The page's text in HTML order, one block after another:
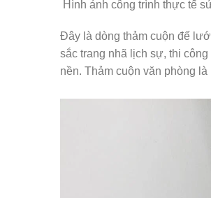
Hình ảnh công trình thực tế
Đây là dòng thảm cuộn đế
sắc trang nhã lịch sự, thi
nền. Thảm cuộn văn phòng